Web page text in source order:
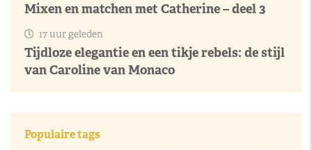
Mixen en matchen met Catherine – deel 3
17 uur geleden
Tijdloze elegantie en een tikje rebels: de stijl
van Caroline van Monaco
Populaire tags